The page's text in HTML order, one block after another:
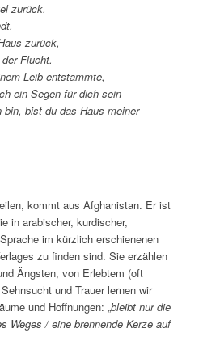
zurück.
zurück,
Flucht.
Leib entstammte,
ein Segen für dich sein
bist du das Haus meiner
kommt aus Afghanistan. Er ist
in arabischer, kurdischer,
im kürzlich erschienenen
zu finden sind. Sie erzählen
Ängsten, von Erlebtem (oft
und Trauer lernen wir
und Hoffnungen: „bleibt nur die
Weges / eine brennende Kerze auf